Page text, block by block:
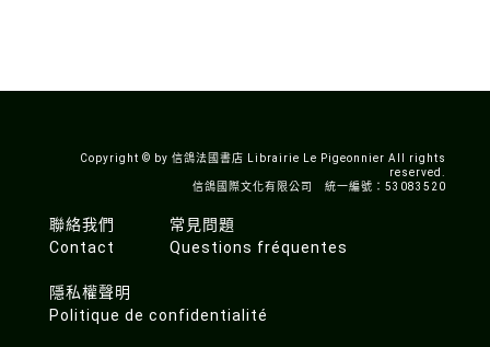
Copyright © by 信鴿法國書店 Librairie Le Pigeonnier All rights
reserved.
信鴿國際文化有限公司 統一編號：53083520
聯絡我們
Contact
常見問題
Questions fréquentes
隱私權聲明
Politique de confidentialité